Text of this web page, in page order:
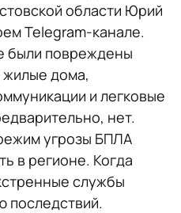
области Юрий
Telegram-канале.
были повреждены
дома,
и легковые
нет.
угрозы БПЛА
в регионе. Когда
службы
последствий.